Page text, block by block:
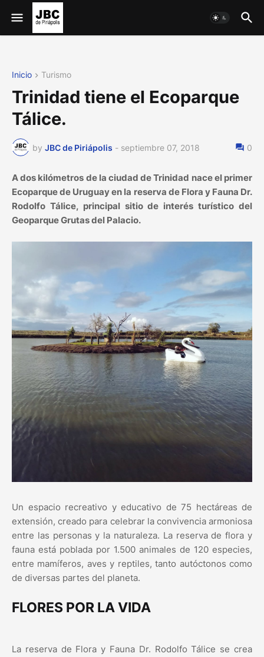
Inicio Turismo
Trinidad tiene el Ecoparque
Tálice.
by JBC de Piriápolis - septiembre 07, 2018 0
A dos kilómetros de la ciudad de Trinidad nace el primer
Ecoparque de Uruguay en la reserva de Flora y Fauna Dr.
Rodolfo Tálice, principal sitio de interés turístico del
Geoparque Grutas del Palacio.
Un espacio recreativo y educativo de 75 hectáreas de
extensión, creado para celebrar la convivencia armoniosa
entre las personas y la naturaleza. La reserva de flora y
fauna está poblada por 1.500 animales de 120 especies,
entre mamíferos, aves y reptiles, tanto autóctonos como
de diversas partes del planeta.
FLORES POR LA VIDA
La reserva de Flora y Fauna Dr. Rodolfo Tálice se crea